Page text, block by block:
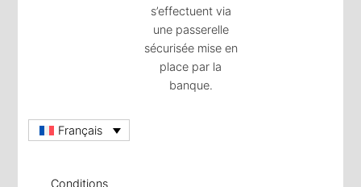
s’effectuent via
une passerelle
sécurisée mise en
place par la
banque.
Français
Conditions